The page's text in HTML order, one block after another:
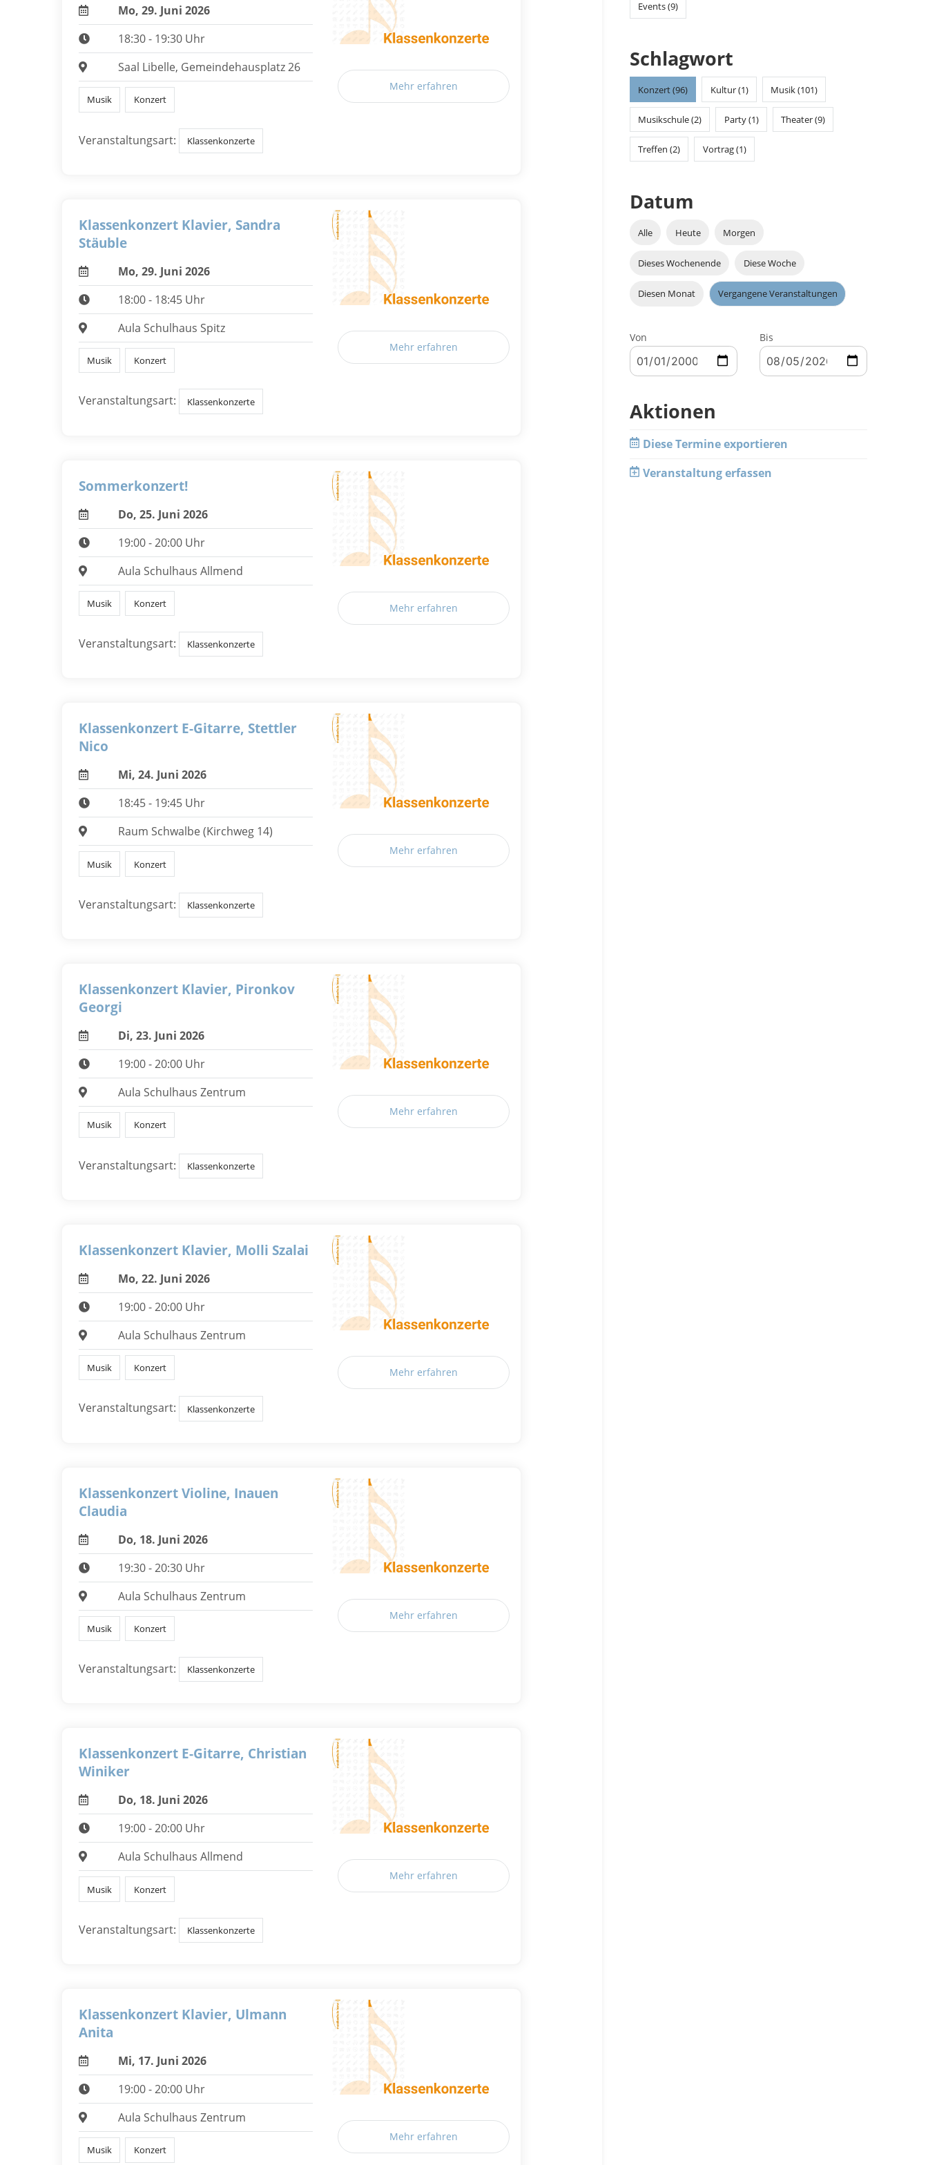
Mo, 29. Juni 2026
18:30 - 19:30 Uhr
Saal Libelle, Gemeindehausplatz 26
Musik Konzert
Veranstaltungsart: Klassenkonzerte
Mehr erfahren
Klassenkonzert Klavier, Sandra
Stäuble
Mo, 29. Juni 2026
18:00 - 18:45 Uhr
Aula Schulhaus Spitz
Musik Konzert
Veranstaltungsart: Klassenkonzerte
Mehr erfahren
Sommerkonzert!
Do, 25. Juni 2026
19:00 - 20:00 Uhr
Aula Schulhaus Allmend
Musik Konzert
Veranstaltungsart: Klassenkonzerte
Mehr erfahren
Klassenkonzert E-Gitarre, Stettler
Nico
Mi, 24. Juni 2026
18:45 - 19:45 Uhr
Raum Schwalbe (Kirchweg 14)
Musik Konzert
Veranstaltungsart: Klassenkonzerte
Mehr erfahren
Klassenkonzert Klavier, Pironkov
Georgi
Di, 23. Juni 2026
19:00 - 20:00 Uhr
Aula Schulhaus Zentrum
Musik Konzert
Veranstaltungsart: Klassenkonzerte
Mehr erfahren
Klassenkonzert Klavier, Molli Szalai
Mo, 22. Juni 2026
19:00 - 20:00 Uhr
Aula Schulhaus Zentrum
Musik Konzert
Veranstaltungsart: Klassenkonzerte
Mehr erfahren
Klassenkonzert Violine, Inauen
Claudia
Do, 18. Juni 2026
19:30 - 20:30 Uhr
Aula Schulhaus Zentrum
Musik Konzert
Veranstaltungsart: Klassenkonzerte
Mehr erfahren
Klassenkonzert E-Gitarre, Christian
Winiker
Do, 18. Juni 2026
19:00 - 20:00 Uhr
Aula Schulhaus Allmend
Musik Konzert
Veranstaltungsart: Klassenkonzerte
Mehr erfahren
Klassenkonzert Klavier, Ulmann
Anita
Mi, 17. Juni 2026
19:00 - 20:00 Uhr
Aula Schulhaus Zentrum
Musik Konzert
Mehr erfahren
Events (9)
Schlagwort
Konzert (96) Kultur (1) Musik (101)
Musikschule (2) Party (1) Theater (9)
Treffen (2) Vortrag (1)
Datum
Alle Heute Morgen
Dieses Wochenende Diese Woche
Diesen Monat Vergangene Veranstaltungen
Von Bis
Aktionen
Diese Termine exportieren
Veranstaltung erfassen